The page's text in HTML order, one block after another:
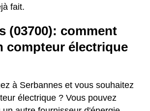
fait.
(03700): comment
compteur électrique
à Serbannes et vous souhaitez
électrique ? Vous pouvez